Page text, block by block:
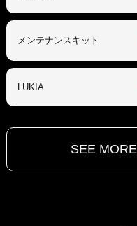
メンテナンスキット
LUKIA
SEE MORE